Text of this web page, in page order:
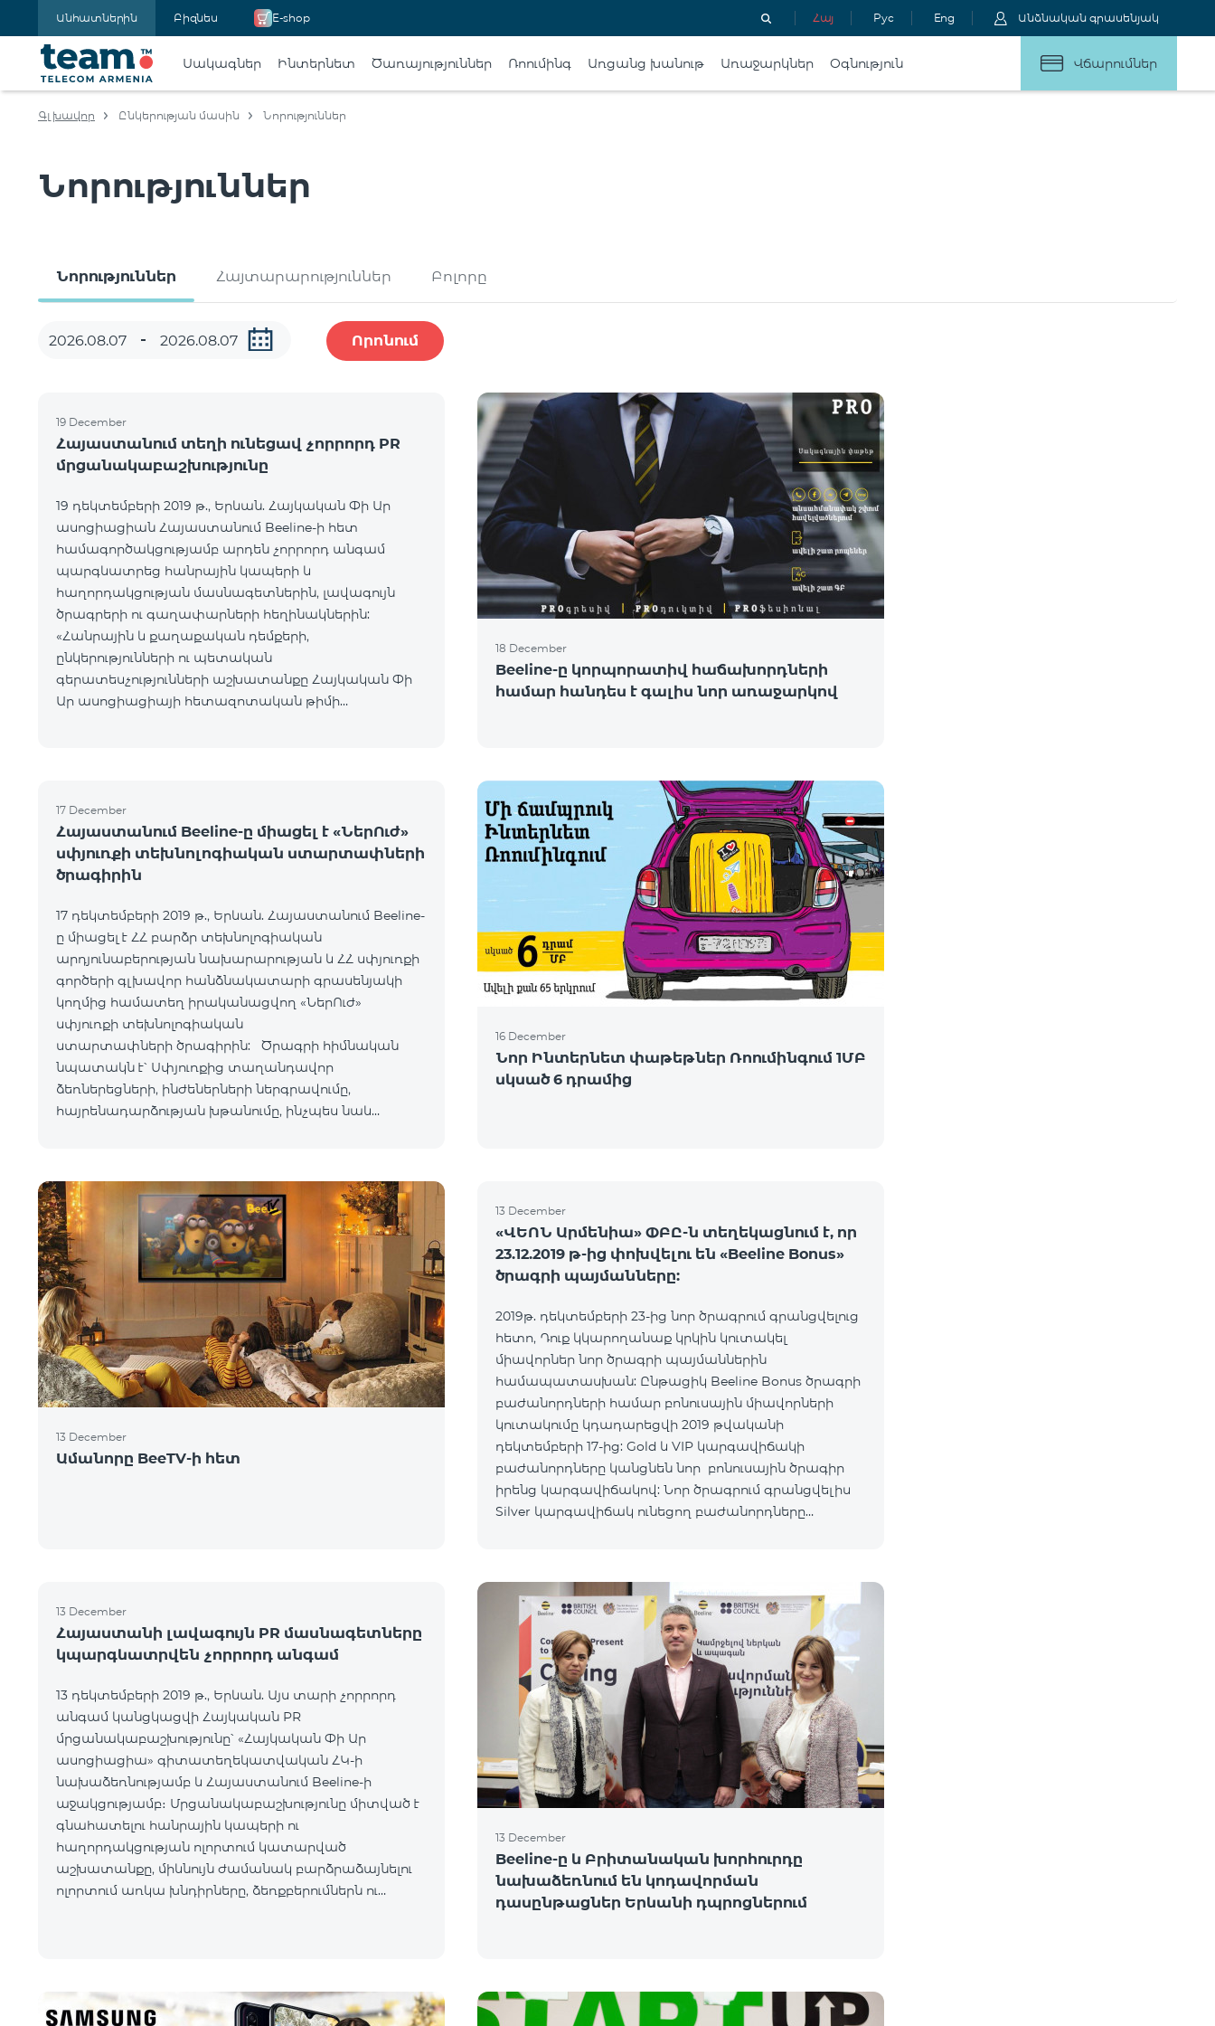
Անհատներին Բիզնես E-shop Հայ Рус Eng Անձնական գրասենյակ
Սակագներ Ինտերնետ Ծառայություններ Ռոումինգ Առցանց խանութ Առաջարկներ Օգնություն Վճարումներ
Գլխավոր Ընկերության մասին Նորություններ
Նորություններ
Նորություններ Հայտարարություններ Բոլորը
Որոնում
19 December
Հայաստանում տեղի ունեցավ չորրորդ PR
մրցանակաբաշխությունը
19 դեկտեմբերի 2019 թ., Երևան. Հայկական Փի Ար
ասոցիացիան Հայաստանում Beeline-ի հետ
համագործակցությամբ արդեն չորրորդ անգամ
պարգևատրեց հանրային կապերի և
հաղորդակցության մասնագետներին, լավագույն
ծրագրերի ու գաղափարների հեղինակներին:
«Հանրային և քաղաքական դեմքերի,
ընկերությունների ու պետական
գերատեսչությունների աշխատանքը Հայկական Փի
Ար ասոցիացիայի հետազոտական թիմի
18 December
Beeline-ը կորպորատիվ հաճախորդների
համար հանդես է գալիս նոր առաջարկով
17 December
Հայաստանում Beeline-ը միացել է «ՆերՈւժ»
սփյուռքի տեխնոլոգիական ստարտափների
ծրագիրին
17 դեկտեմբերի 2019 թ., Երևան. Հայաստանում Beeline-
ը միացել է ՀՀ բարձր տեխնոլոգիական
արդյունաբերության նախարարության և ՀՀ սփյուռքի
գործերի գլխավոր հանձնակատարի գրասենյակի
կողմից համատեղ իրականացվող «ՆերՈւժ»
սփյուռքի տեխնոլոգիական
ստարտափների ծրագիրին: Ծրագրի հիմնական
նպատակն է՝ Սփյուռքից տաղանդավոր
ձեռներեցների, ինժեներների ներգրավումը,
հայրենադարձության խթանումը, ինչպես նաև
16 December
Նոր Ինտերնետ փաթեթներ Ռոումինգում 1ՄԲ
սկսած 6 դրամից
13 December
Ամանորը BeeTV-ի հետ
13 December
«ՎԵՈՆ Արմենիա» ՓԲԸ-ն տեղեկացնում է, որ
23.12.2019 թ-ից փոխվելու են «Beeline Bonus»
ծրագրի պայմանները:
2019թ. դեկտեմբերի 23-ից նոր ծրագրում գրանցվելուց
հետո, Դուք կկարողանաք կրկին կուտակել
միավորներ նոր ծրագրի պայմաններին
համապատասխան: Ընթացիկ Beeline Bonus ծրագրի
բաժանորդների համար բոնուսային միավորների
կուտակումը կդադարեցվի 2019 թվականի
դեկտեմբերի 17-ից: Gold և VIP կարգավիճակի
բաժանորդները կանցնեն նոր բոնուսային ծրագիր
իրենց կարգավիճակով: Նոր ծրագրում գրանցվելիս
Silver կարգավիճակ ունեցող բաժանորդները
13 December
Հայաստանի լավագույն PR մասնագետները
կպարգևատրվեն չորրորդ անգամ
13 դեկտեմբերի 2019 թ., Երևան. Այս տարի չորրորդ
անգամ կանցկացվի Հայկական PR
մրցանակաբաշխությունը՝ «Հայկական Փի Ար
ասոցիացիա» գիտատեղեկատվական ՀԿ-ի
նախաձեռնությամբ և Հայաստանում Beeline-ի
աջակցությամբ։ Մրցանակաբաշխությունը միտված է
գնահատելու հանրային կապերի ու
հաղորդակցության ոլորտում կատարված
աշխատանքը, միևնույն ժամանակ բարձրաձայնելու
ոլորտում առկա խնդիրները, ձեռքբերումներն ու
13 December
Beeline-ը և Բրիտանական խորհուրդը
նախաձեռնում են կոդավորման
դասընթացներ Երևանի դպրոցներում